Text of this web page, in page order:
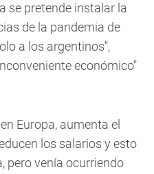
se pretende instalar la
de la pandemia de
a los argentinos",
económico"
Europa, aumenta el
los salarios y esto
pero venía ocurriendo